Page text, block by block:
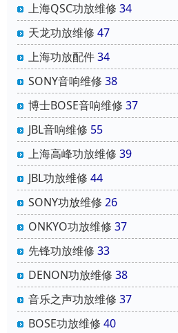
上海QSC功放维修 34
天龙功放维修 47
上海功放配件34
SONY音响维修 38
博士BOSE音响维修 37
JBL音响维修 55
上海高峰功放维修 39
JBL功放维修 44
SONY功放维修 26
ONKYO功放维修 37
先锋功放维修 33
DENON功放维修 38
音乐之声功放维修 37
BOSE功放维修 40